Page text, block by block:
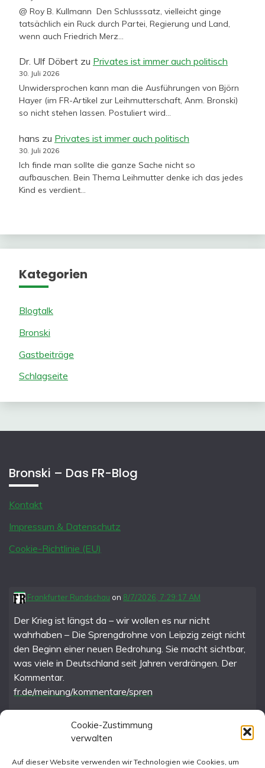
Cookie-Zustimmung
verwalten
Auf dieser Website verwenden wir Technologien wie Cookies, um
@ Roy B. Kullmann Den Schlusssatz, vielleicht ginge
tatsächlich ein Ruck durch Partei, Regierung und Land,
wenn auch Friedrich Merz…
Dr. Ulf Döbert zu Privates ist immer auch politisch
30. Juli 2026
Unwidersprochen kann man die Ausführungen von Björn
Hayer (im FR-Artikel zur Leihmutterschaft, Anm. Bronski)
so nicht stehen lassen. Postuliert wird…
hans zu Privates ist immer auch politisch
30. Juli 2026
Ich finde man sollte die ganze Sache nicht so
aufbauschen. Bein Thema Leihmutter denke ich das jedes
Kind es verdient…
Kategorien
Blogtalk
Bronski
Gastbeiträge
Schlagseite
Bronski – Das FR-Blog
Kontakt
Impressum & Datenschutz
Cookie-Richtlinie (EU)
Frankfurter Rundschau on 8/7/2026, 7:29:17 AM
Der Krieg ist längst da – wir wollen es nur nicht
wahrhaben – Die Sprengdrohne von Leipzig zeigt nicht
den Beginn einer neuen Bedrohung. Sie macht sichtbar,
was viele in Deutschland seit Jahren verdrängen. Der
Kommentar.
fr.de/meinung/kommentare/spren